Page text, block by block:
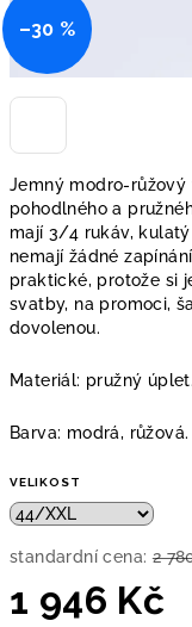
Jemný modro-růžový
pohodlného a
mají 3/4 rukáv,
nemají žádné
praktické, protože si
svatby, na promoci,
dovolenou.
Materiál: pružný úplet.
Barva: modrá, růžová.
VELIKOST
standardní cena: 2
1 946 Kč
–30 %